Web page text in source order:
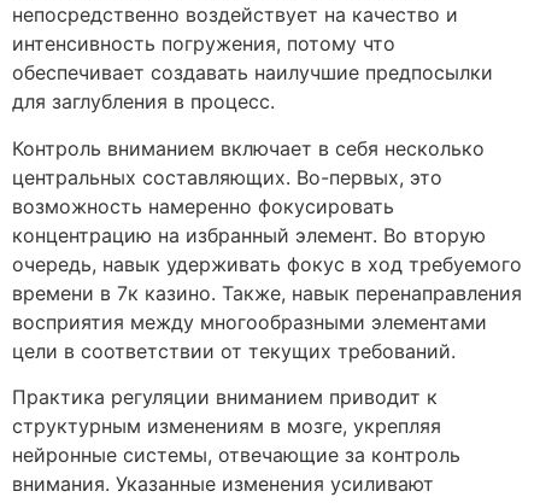
непосредственно воздействует на качество и
интенсивность погружения, потому что
обеспечивает создавать наилучшие предпосылки
для заглубления в процесс.
Контроль вниманием включает в себя несколько
центральных составляющих. Во-первых, это
возможность намеренно фокусировать
концентрацию на избранный элемент. Во вторую
очередь, навык удерживать фокус в ход требуемого
времени в 7к казино. Также, навык перенаправления
восприятия между многообразными элементами
цели в соответствии от текущих требований.
Практика регуляции вниманием приводит к
структурным изменениям в мозге, укрепляя
нейронные системы, отвечающие за контроль
внимания. Указанные изменения усиливают